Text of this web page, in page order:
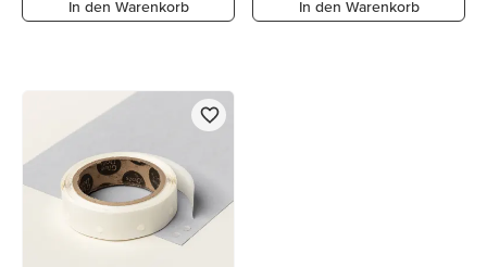
In den Warenkorb In den Warenkorb